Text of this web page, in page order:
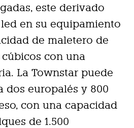
este derivado
en su equipamiento
de maletero de
con una
La Townstar puede
dos europalés y 800
con una capacidad
de 1.500